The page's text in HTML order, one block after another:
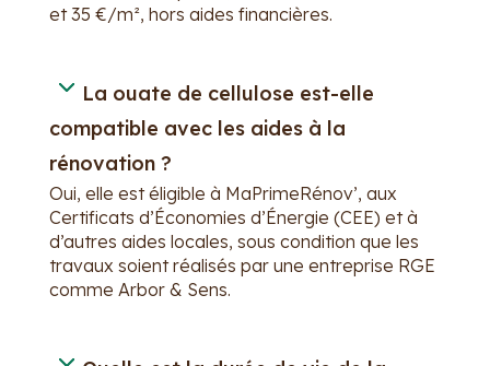
et 35 €/m², hors aides financières.
La ouate de cellulose est-elle
compatible avec les aides à la
rénovation ?
Oui, elle est éligible à MaPrimeRénov’, aux
Certificats d’Économies d’Énergie (CEE) et à
d’autres aides locales, sous condition que les
travaux soient réalisés par une entreprise RGE
comme Arbor & Sens.